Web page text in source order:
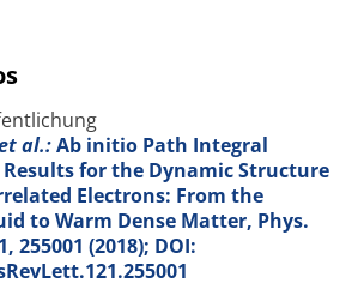
al.:Ab initio Path Integral
for the Dynamic Structure
Electrons: From the
to Warm Dense Matter, Phys.
, 255001 (2018); DOI: